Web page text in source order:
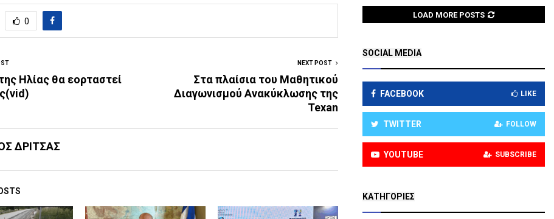
0
Ηλίας θα εορταστεί
NEXT POST
Στα πλαίσια του Μαθητικού
Διαγωνισμού Ανακύκλωσης της
Texan
ΔΡΙΤΣΑΣ
LOAD MORE POSTS
SOCIAL MEDIA
FACEBOOK LIKE
TWITTER FOLLOW
YOUTUBE SUBSCRIBE
KΑΤΗΓΟΡΊΕΣ